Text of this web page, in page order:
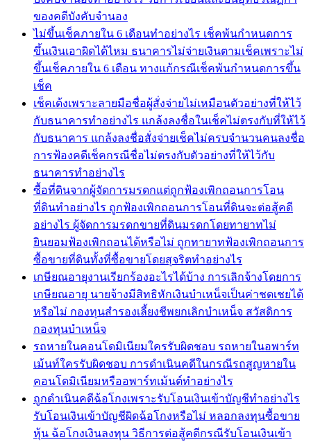
ของคดีบังคับจำนอง
ไม่ขึ้นเช็คภายใน 6 เดือนทำอย่างไร เช็คพ้นกำหนดการ
ขึ้นเงินเอาผิดได้ไหม ธนาคารไม่จ่ายเงินตามเช็คเพราะไม่
ขึ้นเช็คภายใน 6 เดือน ทางแก้กรณีเช็คพ้นกำหนดการขึ้น
เช็ค
เช็คเด้งเพราะลายมือชื่อผู้สั่งจ่ายไม่เหมือนตัวอย่างที่ให้ไว้
กับธนาคารทำอย่างไร แกล้งลงชื่อในเช็คไม่ตรงกับที่ให้ไว้
กับธนาคาร แกล้งลงชื่อสั่งจ่ายเช็คไม่ครบจำนวนคนลงชื่อ
การฟ้องคดีเช็คกรณีชื่อไม่ตรงกับตัวอย่างที่ให้ไว้กับ
ธนาคารทำอย่างไร
ซื้อที่ดินจากผู้จัดการมรดกแต่ถูกฟ้องเพิกถอนการโอน
ที่ดินทำอย่างไร ถูกฟ้องเพิกถอนการโอนที่ดินจะต่อสู้คดี
อย่างไร ผู้จัดการมรดกขายที่ดินมรดกโดยทายาทไม่
ยินยอมฟ้องเพิกถอนได้หรือไม่ ถูกทายาทฟ้องเพิกถอนการ
ซื้อขายที่ดินทั้งที่ซื้อขายโดยสุจริตทำอย่างไร
เกษียณอายุงานเรียกร้องอะไรได้บ้าง การเลิกจ้างโดยการ
เกษียณอายุ นายจ้างมีสิทธิหักเงินบำเหน็จเป็นค่าชดเชยได้
หรือไม่ กองทุนสำรองเลี้ยงชีพยกเลิกบำเหน็จ สวัสดิการ
กองทุนบำเหน็จ
รถหายในคอนโดมิเนียมใครรับผิดชอบ รถหายในอพาร์ท
เม้นท์ใครรับผิดชอบ การดำเนินคดีในกรณีรถสูญหายใน
คอนโดมิเนียมหรืออพาร์ทเม้นต์ทำอย่างไร
ถูกดำเนินคดีฉ้อโกงเพราะรับโอนเงินเข้าบัญชีทำอย่างไร
รับโอนเงินเข้าบัญชีผิดฉ้อโกงหรือไม่ หลอกลงทุนซื้อขาย
หุ้น ฉ้อโกงเงินลงทุน วิธีการต่อสู้คดีกรณีรับโอนเงินเข้า